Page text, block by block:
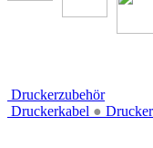
Druckerzubehör
Druckerkabel ●